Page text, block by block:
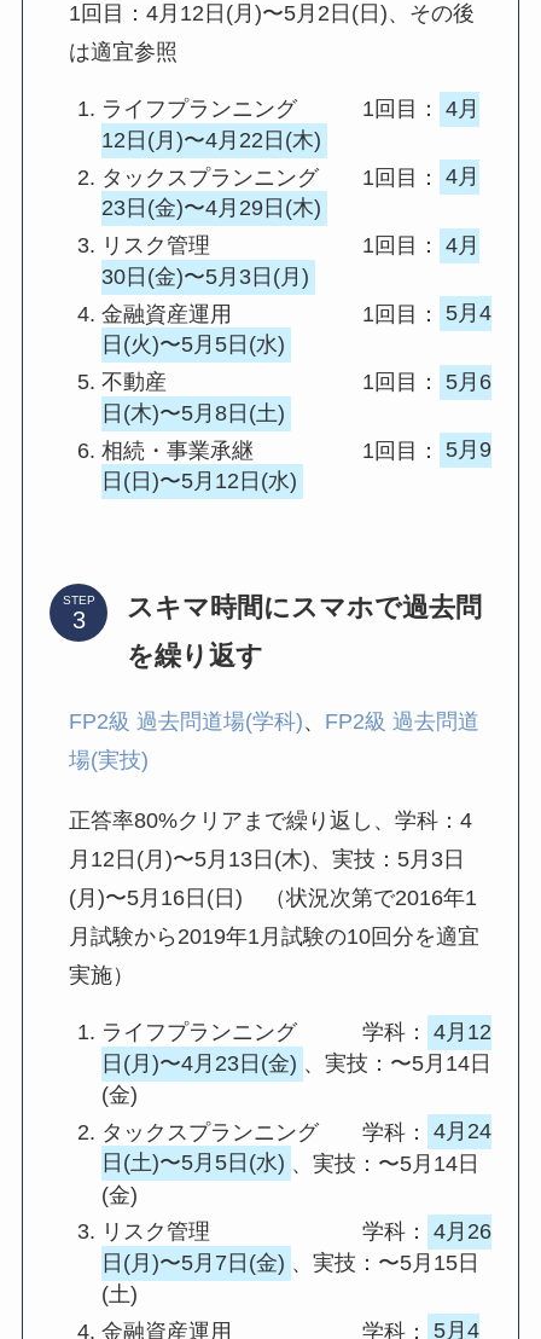
1回目：4月12日(月)〜5月2日(日)、その後
は適宜参照
ライフプランニング 1回目：
4月
12日(月)〜4月22日(木)
タックスプランニング 1回目：
4月
23日(金)〜4月29日(木)
リスク管理 1回目：
4月
30日(金)〜5月3日(月)
金融資産運用 1回目：
5月4
日(火)〜5月5日(水)
不動産 1回目：
5月6
日(木)〜5月8日(土)
相続・事業承継 1回目：
5月9
日(日)〜5月12日(水)
STEP
スキマ時間にスマホで過去問
を繰り返す
FP2級 過去問道場(学科)、 FP2級 過去問道
場(実技)
正答率80%クリアまで繰り返し、学科：4
月12日(月)〜5月13日(木)、実技：5月3日
(月)〜5月16日(日) （状況次第で2016年1
月試験から2019年1月試験の10回分を適宜
実施）
ライフプランニング 学科：
4月12
日(月)〜4月23日(金) 、実技：〜5月14日
(金)
タックスプランニング 学科：
4月24
日(土)〜5月5日(水) 、実技：〜5月14日
(金)
リスク管理 学科：
4月26
日(月)〜5月7日(金) 、実技：〜5月15日
(土)
金融資産運用 学科：
5月4